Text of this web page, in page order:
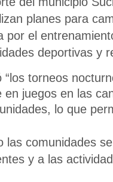
planes para
por el
deportivas y
“los torneos
en juegos en las
lo que
las comunidades
y a las